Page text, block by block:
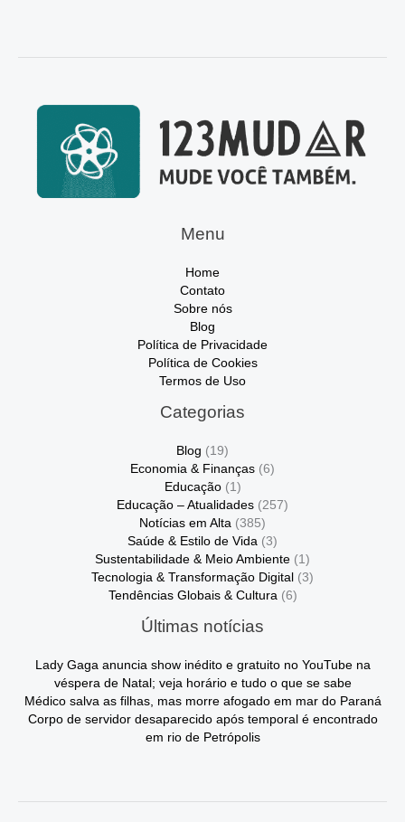
Menu
Home
Contato
Sobre nós
Blog
Política de Privacidade
Política de Cookies
Termos de Uso
Categorias
Blog (19)
Economia & Finanças (6)
Educação(1)
Educação – Atualidades (257)
Notícias em Alta (385)
Saúde & Estilo de Vida (3)
Sustentabilidade & Meio Ambiente (1)
Tecnologia & Transformação Digital (3)
Tendências Globais & Cultura (6)
Últimas notícias
Lady Gaga anuncia show inédito e gratuito no YouTube na
véspera de Natal; veja horário e tudo o que se sabe
Médico salva as filhas, mas morre afogado em mar do Paraná
Corpo de servidor desaparecido após temporal é encontrado
em rio de Petrópolis